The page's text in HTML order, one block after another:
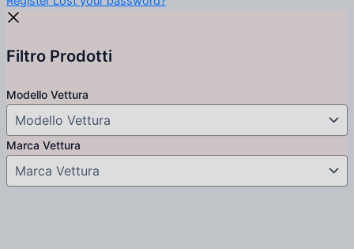
Filtro Prodotti
Modello Vettura
Marca Vettura